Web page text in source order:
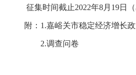
征集时间截止2022年8月19日（
附：1.嘉峪关市稳定经济增长
2.调查问卷